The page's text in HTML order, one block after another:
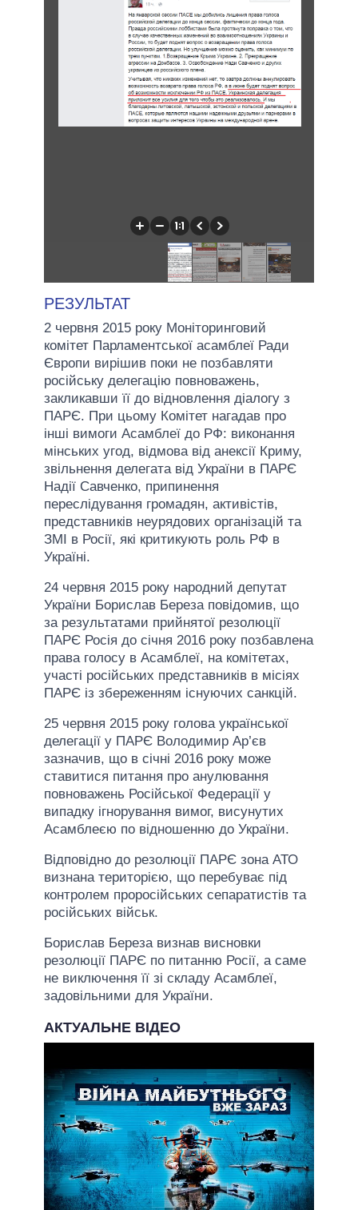
РЕЗУЛЬТАТ
2 червня 2015 року Моніторинговий
комітет Парламентської асамблеї Ради
Європи вирішив поки не позбавляти
російську делегацію повноважень,
закликавши її до відновлення діалогу з
ПАРЄ. При цьому Комітет нагадав про
інші вимоги Асамблеї до РФ: виконання
мінських угод, відмова від анексії Криму,
звільнення делегата від України в ПАРЄ
Надії Савченко, припинення
переслідування громадян, активістів,
представників неурядових організацій та
ЗМІ в Росії, які критикують роль РФ в
Україні.
24 червня 2015 року народний депутат
України Борислав Береза повідомив, що
за результатами прийнятої резолюції
ПАРЄ Росія до січня 2016 року позбавлена
права голосу в Асамблеї, на комітетах,
участі російських представників в місіях
ПАРЄ із збереженням існуючих санкцій.
25 червня 2015 року голова української
делегації у ПАРЄ Володимир Ар’єв
зазначив, що в січні 2016 року може
ставитися питання про анулювання
повноважень Російської Федерації у
випадку ігнорування вимог, висунутих
Асамблеєю по відношенню до України.
Відповідно до резолюції ПАРЄ зона АТО
визнана територією, що перебуває під
контролем проросійських сепаратистів та
російських військ.
Борислав Береза визнав висновки
резолюції ПАРЄ по питанню Росії, а саме
не виключення її зі складу Асамблеї,
задовільними для України.
АКТУАЛЬНЕ ВІДЕО